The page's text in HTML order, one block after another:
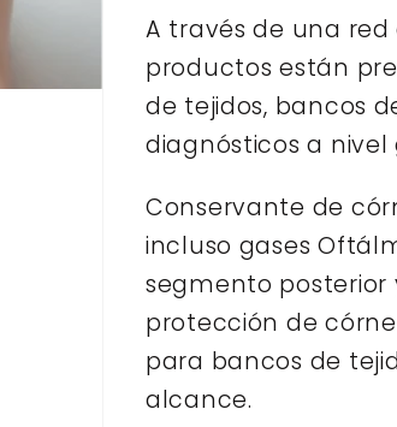
:
A través de una red
productos están
de tejidos, bancos
diagnósticos a nivel
Conservante de
incluso gases
segmento posterior
protección de
para bancos de
alcance.